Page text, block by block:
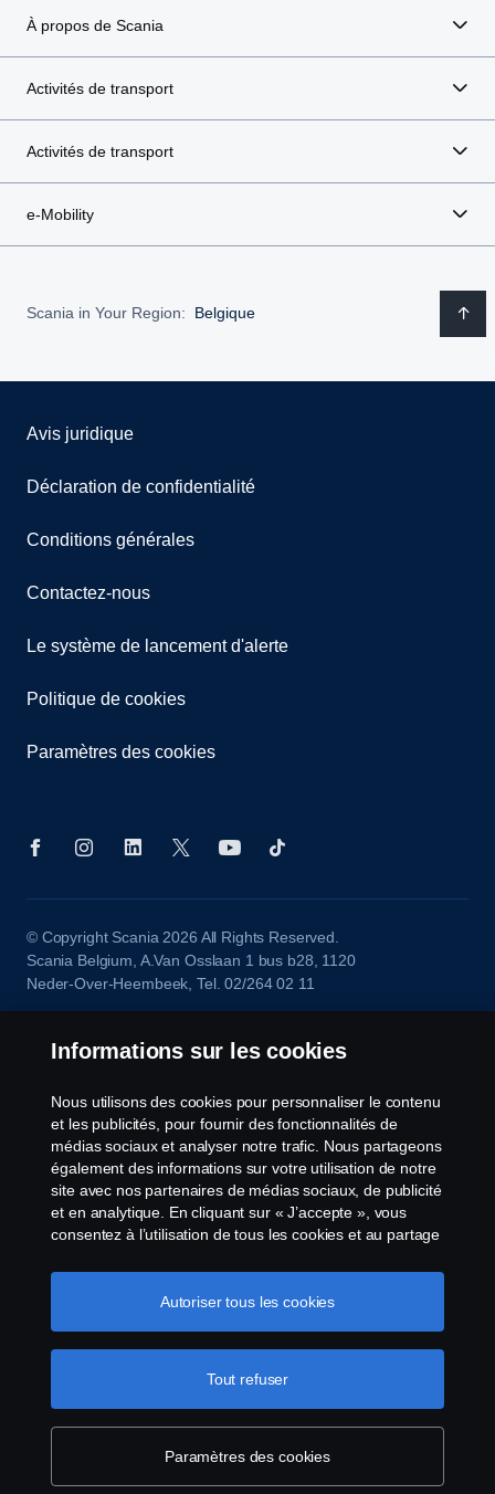
À propos de Scania
Activités de transport
Activités de transport
e-Mobility
Scania in Your Region: Belgique
Avis juridique
Déclaration de confidentialité
Conditions générales
Contactez-nous
Le système de lancement d'alerte
Politique de cookies
Paramètres des cookies
© Copyright Scania 2026 All Rights Reserved.
Scania Belgium, A.Van Osslaan 1 bus b28, 1120
Neder-Over-Heembeek, Tel. 02/264 02 11
Informations sur les cookies
Nous utilisons des cookies pour personnaliser le contenu
et les publicités, pour fournir des fonctionnalités de
médias sociaux et analyser notre trafic. Nous partageons
également des informations sur votre utilisation de notre
site avec nos partenaires de médias sociaux, de publicité
et en analytique. En cliquant sur « J’accepte », vous
consentez à l’utilisation de tous les cookies et au partage
cookies en cliquant sur « Paramètres des cookies » et en
sélectionnant les catégories que vous souhaitez
Pour en savoir plus sur la
protection de votre vie privée
Paramètres des cookies
Tout refuser
Autoriser tous les cookies